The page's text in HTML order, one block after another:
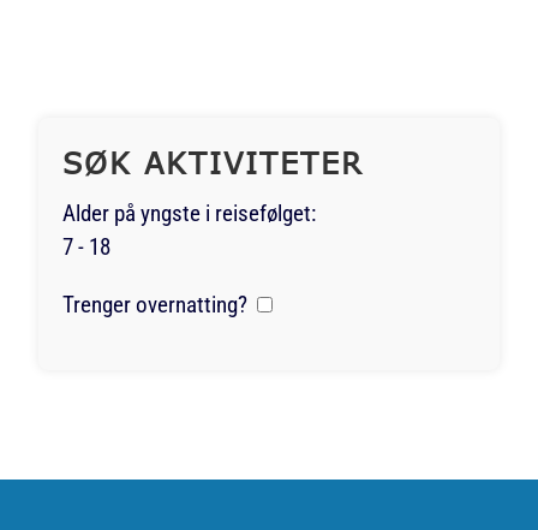
SØK AKTIVITETER
Alder på yngste i reisefølget:
7 - 18
Trenger overnatting?